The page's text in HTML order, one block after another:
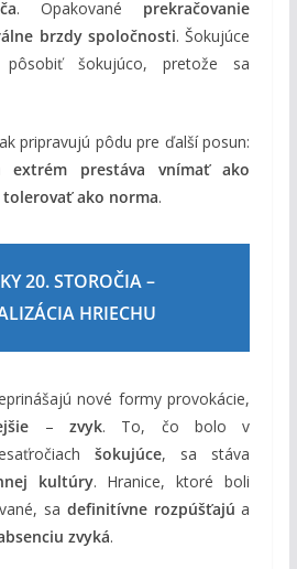
. Opakované prekračovanie
brzdy spoločnosti. Šokujúce
pôsobiť šokujúco, pretože sa
pripravujú pôdu pre ďalší posun:
extrém prestáva vnímať ako
tolerovať ako norma.
20. STOROČIA –
HRIECHU
nové formy provokácie,
– zvyk. To, čo bolo v
šokujúce, sa stáva
kultúry. Hranice, ktoré boli
sa definitívne rozpúšťajú a
zvyká.